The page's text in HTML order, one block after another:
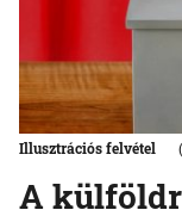
A
Illusztrációs felvétel